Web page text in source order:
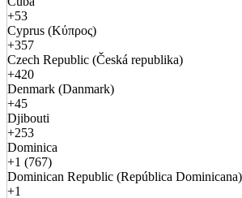
+53
Cyprus (Κύπρος)
+357
Czech Republic (Česká republika)
+420
Denmark (Danmark)
+45
Djibouti
+253
Dominica
+1 (767)
Dominican Republic (República Dominicana)
+1